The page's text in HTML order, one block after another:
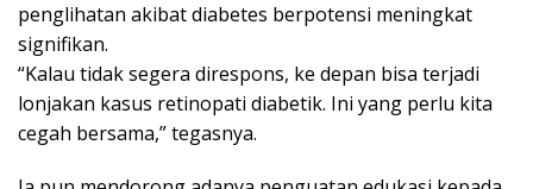
penglihatan akibat diabetes berpotensi meningkat
signifikan.
“Kalau tidak segera direspons, ke depan bisa terjadi
lonjakan kasus retinopati diabetik. Ini yang perlu kita
cegah bersama,” tegasnya.